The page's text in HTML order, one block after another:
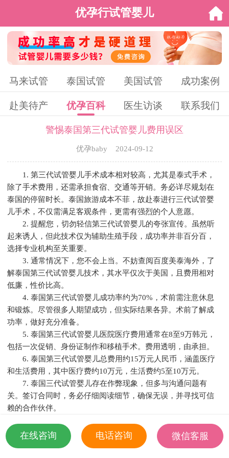
优孕行试管婴儿
马来试管 泰国试管 美国试管 成功案例
赴美待产 优孕百科 医生访谈 联系我们
警惕泰国第三代试管婴儿费用误区
优孕baby 2024-09-12
1. 第三代试管婴儿手术成本相对较高，尤其是泰式手术，
除了手术费用，还需承担食宿、交通等开销。务必详尽规划在
泰国的停留时长。泰国旅游成本不菲，故赴泰进行三代试管婴
儿手术，不仅需满足客观条件，更需有强烈的个人意愿。
2. 提醒您，切勿轻信第三代试管婴儿的夸张宣传。虽然听
起来诱人，但此技术仅为辅助生殖手段，成功率并非百分百，
选择专业机构至关重要。
3. 通常情况下，您不会上当。不妨查阅百度美泰海外，了
解泰国第三代试管婴儿技术，其水平仅次于美国，且费用相对
低廉，性价比高。
4. 泰国第三代试管婴儿成功率约为70%，术前需注意休息
和锻炼。尽管很多人期望成功，但实际结果各异。术前了解成
功率，做好充分准备。
5. 泰国第三代试管婴儿医院医疗费用通常在8至9万韩元，
包括一次促销、身份证制作和移植手术。费用透明，由承担。
6. 泰国第三代试管婴儿总费用约15万元人民币，涵盖医疗
和生活费用，其中医疗费约10万元，生活费约5至10万元。
7. 泰国三代试管婴儿存在作弊现象，但多与沟通问题有
关。签订合同时，务必仔细阅读细节，确保无误，并寻找可信
赖的合作伙伴。
用透明，避免额外支出。
9. 泰国三代试管婴儿性价比高，成功率高于国内，但成功
在线咨询 电话咨询
微信客服